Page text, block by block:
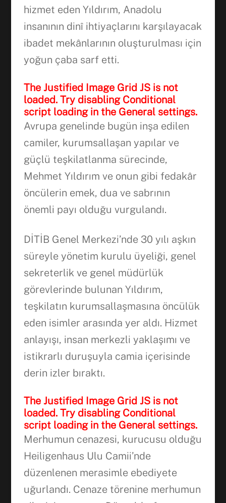
hizmet eden Yıldırım, Anadolu
insanının dinî ihtiyaçlarını karşılayacak
ibadet mekânlarının oluşturulması için
yoğun çaba sarf etti.
The Justified Image Grid JS is not
loaded. Try disabling Conditional
script loading in the General settings.
Avrupa genelinde bugün inşa edilen
camiler, kurumsallaşan yapılar ve
güçlü teşkilatlanma sürecinde,
Mehmet Yıldırım ve onun gibi fedakâr
öncülerin emek, dua ve sabrının
önemli payı olduğu vurgulandı.
DİTİB Genel Merkezi’nde 30 yılı aşkın
süreyle yönetim kurulu üyeliği, genel
sekreterlik ve genel müdürlük
görevlerinde bulunan Yıldırım,
teşkilatın kurumsallaşmasına öncülük
eden isimler arasında yer aldı. Hizmet
anlayışı, insan merkezli yaklaşımı ve
istikrarlı duruşuyla camia içerisinde
derin izler bıraktı.
The Justified Image Grid JS is not
loaded. Try disabling Conditional
script loading in the General settings.
Merhumun cenazesi, kurucusu olduğu
Heiligenhaus Ulu Camii’nde
düzenlenen merasimle ebediyete
uğurlandı. Cenaze törenine merhumun